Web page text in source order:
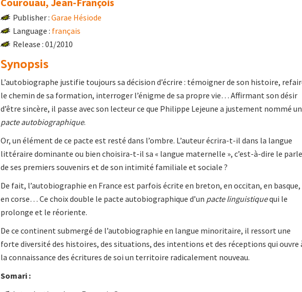
Publisher : Garae Hésiode
Language : français
Release : 01/2010
Synopsis
L’autobiographe justifie toujours sa décision d’écrire : témoigner de son histoire,
le chemin de sa formation, interroger l’énigme de sa propre vie… Affirmant son désir
d’être sincère, il passe avec son lecteur ce que Philippe Lejeune a justement nommé un
pacte autobiographique.
Or, un élément de ce pacte est resté dans l’ombre. L’auteur écrira-t-il dans la langue
littéraire dominante ou bien choisira-t-il sa « langue maternelle », c’est-à-dire le
de ses premiers souvenirs et de son intimité familiale et sociale ?
De fait, l’autobiographie en France est parfois écrite en breton, en occitan, en basque,
en corse… Ce choix double le pacte autobiographique d’un pacte linguistiquequi le
prolonge et le réoriente.
De ce continent submergé de l’autobiographie en langue minoritaire, il ressort une
forte diversité des histoires, des situations, des intentions et des réceptions qui ouvre
la connaissance des écritures de soi un territoire radicalement nouveau.
Somari :